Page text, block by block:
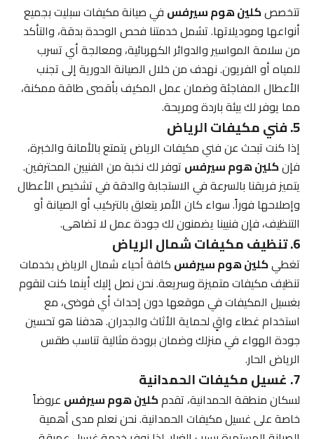
تتخصصكلين هوم سيرفسفي صيانة مكيفات سبليت بجميع
أنواعها وموديلاتها. تشمل خدمتنا فحص الوحدة بدقة، والتأكد
من سلامة المواسير والدوائر الكهربائية، ومعالجة أي تسرب
للمياه أو الفريون. نهدف من خلال الصيانة الدورية إلى تجنب
الأعطال المفاجئة وضمان عمل المكيف بأقصى طاقة ممكنة،
مما يوفر لك بيئة باردة ومريحة.
إذا كنت تبحث عن فني مكيفات الرياض يتمتع بالأمانة والخبرة،
فإنكلين هوم سيرفستوفر لك نخبة من الفنيين المحترفين.
يتميز فريقنا بالسرعة في الاستجابة والدقة في تشخيص الأعطال
وإصلاحها فوراً. سواء كان الأمر يتعلق بالتركيب أو الصيانة أو
التنظيف، فإن فنيينا يضمنون لك جودة عمل لا تضاهى.
تغطيكلين هوم سيرفسكافة أحياء شمال الرياض بخدمات
تنظيف مكيفات متميزة وسريعة. نحن نصل إليك أينما كنت لنقوم
بغسيل المكيفات في موقعها دون إحداث أي فوضى، مع
استخدام غطاء واقٍ لحماية الأثاث والجدران. هدفنا هو تحسين
جودة الهواء في منزلك وضمان برودة مثالية تناسب طقس
الرياض الحار.
لسكان منطقة الحمدانية، تقدمكلين هوم سيرفسعروضاً
خاصة على غسيل مكيفات الحمدانية. نحن نعلم مدى أهمية